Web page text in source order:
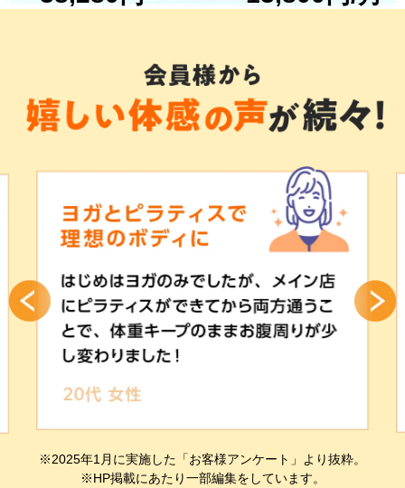
※2025年1月に実施した「お客様アンケート」より抜粋。
※HP掲載にあたり一部編集をしています。